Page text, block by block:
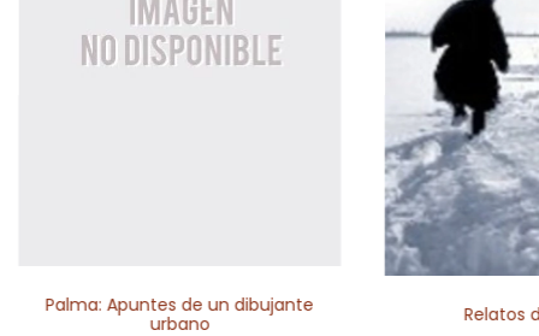
Palma: Apuntes de un dibujante
urbano
Relatos